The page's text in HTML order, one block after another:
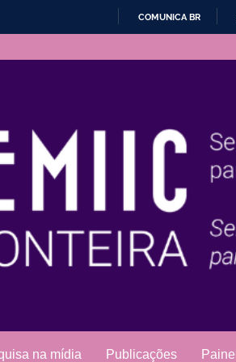
COMUNICA BR
na mídia Publicações Painel